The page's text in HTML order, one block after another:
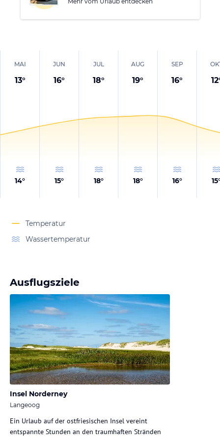
MAI
13°
14°
JUN
16°
15°
JUL
18°
18°
AUG
19°
18°
SEP
16°
16°
12
15
Temperatur
Wassertemperatur
Ausflugsziele
Insel Norderney
Langeoog
Ein Urlaub auf der ostfriesischen Insel vereint
entspannte Stunden an den traumhaften Stränden